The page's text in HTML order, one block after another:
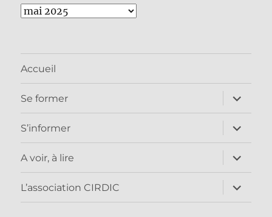
Archives
Accueil
Se former
ouvrir
le
sous-
menu
S’informer
ouvrir
le
sous-
menu
A voir, à lire
ouvrir
le
sous-
menu
L’association CIRDIC
ouvrir
le
sous-